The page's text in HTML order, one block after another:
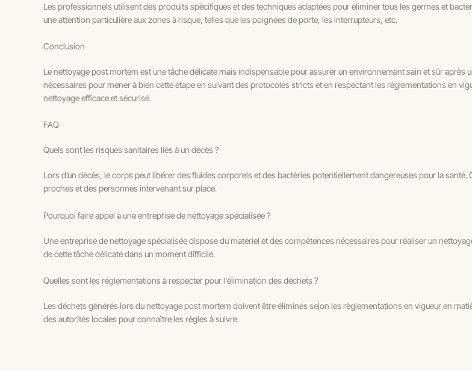
Les professionnels utilisent des produits spécifiques et des techniques adaptées pour éliminer tous les germes et
une attention particulière aux zones à risque, telles que les poignées de porte, les interrupteurs, etc.
Conclusion
Le nettoyage post mortem est une tâche délicate mais indispensable pour assurer un environnement sain et sûr
nécessaires pour mener à bien cette étape en suivant des protocoles stricts et en respectant les réglementations en
nettoyage efficace et sécurisé.
FAQ
Quels sont les risques sanitaires liés à un décès ?
Lors d’un décès, le corps peut libérer des fluides corporels et des bactéries potentiellement dangereuses pour la
proches et des personnes intervenant sur place.
Pourquoi faire appel à une entreprise de nettoyage spécialisée ?
Une entreprise de nettoyage spécialisée dispose du matériel et des compétences nécessaires pour réaliser un
de cette tâche délicate dans un moment difficile.
Quelles sont les réglementations à respecter pour l'élimination des déchets ?
Les déchets générés lors du nettoyage post mortem doivent être éliminés selon les réglementations en vigueur en
des autorités locales pour connaître les règles à suivre.